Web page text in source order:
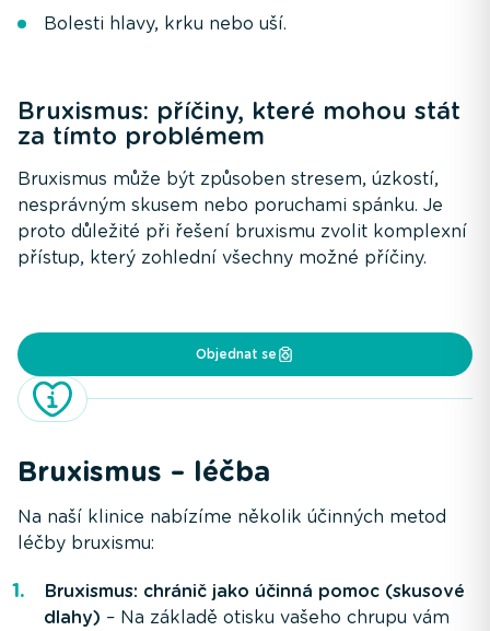
Bolesti hlavy, krku nebo uší.
Bruxismus: příčiny, které mohou stát
za tímto problémem
Bruxismus může být způsoben stresem, úzkostí,
nesprávným skusem nebo poruchami spánku. Je
proto důležité při řešení bruxismu zvolit komplexní
přístup, který zohlední všechny možné příčiny.
Objednat se
Bruxismus – léčba
Na naší klinice nabízíme několik účinných metod
léčby bruxismu:
Bruxismus: chránič jako účinná pomoc (skusové
dlahy) – Na základě otisku vašeho chrupu vám